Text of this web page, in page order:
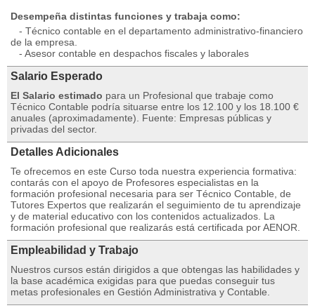
Desempeña distintas funciones y trabaja como:
- Técnico contable en el departamento administrativo-financiero
de la empresa.
- Asesor contable en despachos fiscales y laborales
Salario Esperado
El Salario estimado para un Profesional que trabaje como
Técnico Contable podría situarse entre los 12.100 y los 18.100 €
anuales (aproximadamente). Fuente: Empresas públicas y
privadas del sector.
Detalles Adicionales
Te ofrecemos en este Curso toda nuestra experiencia formativa:
contarás con el apoyo de Profesores especialistas en la
formación profesional necesaria para ser Técnico Contable, de
Tutores Expertos que realizarán el seguimiento de tu aprendizaje
y de material educativo con los contenidos actualizados. La
formación profesional que realizarás está certificada por AENOR.
Empleabilidad y Trabajo
Nuestros cursos están dirigidos a que obtengas las habilidades y
la base académica exigidas para que puedas conseguir tus
metas profesionales en Gestión Administrativa y Contable.